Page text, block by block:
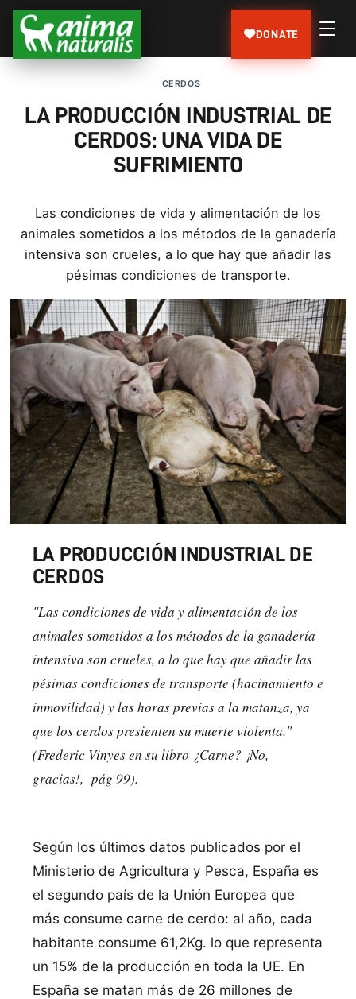
DONATE
CERDOS
LA PRODUCCIÓN INDUSTRIAL DE
CERDOS: UNA VIDA DE
SUFRIMIENTO
Las condiciones de vida y alimentación de los
animales sometidos a los métodos de la ganadería
intensiva son crueles, a lo que hay que añadir las
pésimas condiciones de transporte.
LA PRODUCCIÓN INDUSTRIAL DE
CERDOS
"Las condiciones de vida y alimentación de los
animales sometidos a los métodos de la ganadería
intensiva son crueles, a lo que hay que añadir las
pésimas condiciones de transporte (hacinamiento e
inmovilidad) y las horas previas a la matanza, ya
que los cerdos presienten su muerte violenta."
(Frederic Vinyes en su libro ¿Carne? ¡No,
gracias!, pág 99).
Según los últimos datos publicados por el
Ministerio de Agricultura y Pesca, España es
el segundo país de la Unión Europea que
más consume carne de cerdo: al año, cada
habitante consume 61,2Kg. lo que representa
un 15% de la producción en toda la UE. En
España se matan más de 26 millones de